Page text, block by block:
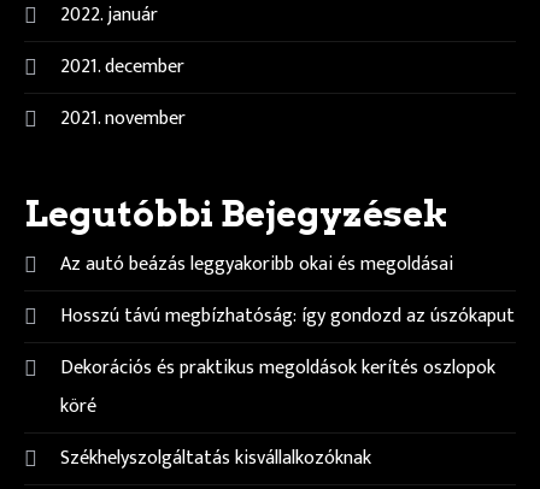
2022. január
2021. december
2021. november
Legutóbbi Bejegyzések
Az autó beázás leggyakoribb okai és megoldásai
Hosszú távú megbízhatóság: így gondozd az úszókaput
Dekorációs és praktikus megoldások kerítés oszlopok
köré
Székhelyszolgáltatás kisvállalkozóknak